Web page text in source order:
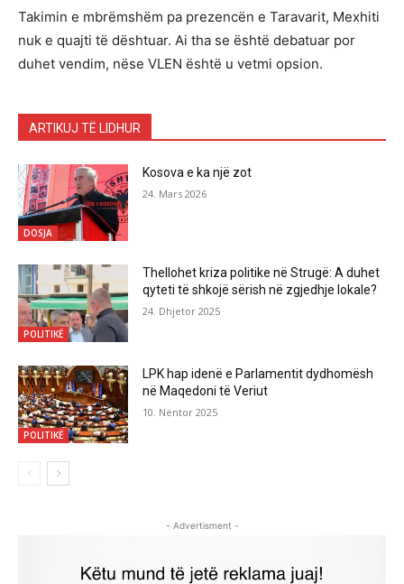
Takimin e mbrëmshëm pa prezencën e Taravarit, Mexhiti
nuk e quajti të dështuar. Ai tha se është debatuar por
duhet vendim, nëse VLEN është u vetmi opsion.
ARTIKUJ TË LIDHUR
DOSJA
Kosova e ka një zot
24. Mars 2026
POLITIKË
Thellohet kriza politike në Strugë: A duhet
qyteti të shkojë sërish në zgjedhje lokale?
24. Dhjetor 2025
POLITIKË
LPK hap idenë e Parlamentit dydhomësh
në Maqedoni të Veriut
10. Nëntor 2025
- Advertisment -